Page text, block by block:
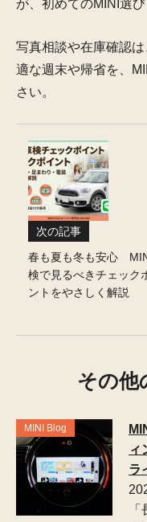
が、初めてのMINI選び
写真相談や在庫確認
適な週末や帰省を、
さい。
次の記事
春も夏も冬も安心
検で見るべきチェック
ントをやさしく解説
その他
MINI Blog
ィ
ラ